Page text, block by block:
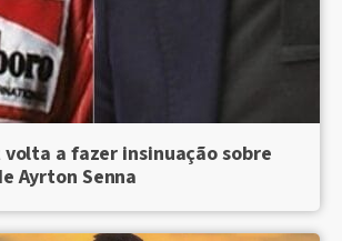
volta a fazer insinuação sobre
Ayrton Senna